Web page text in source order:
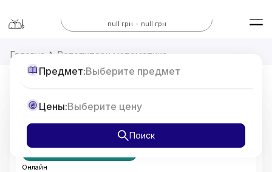
null грн - null грн
Предмет:Выберите предмет
Цены:Выберите цену
Поиск
Головна Репетитори математика
Репетитор з Математики 7-11 класи,
Онлайн